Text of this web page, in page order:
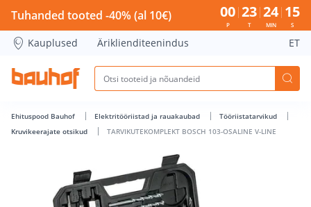
TARVIKUTEKOMPLEKT BOSCH 103-OSALINE V-LINE -
Tuhanded tooted -40% (al 10€) 00
P
23
T
24
MIN
15
S
Kauplused Äriklienditeenindus ET
Ehituspood Bauhof Elektritööriistad ja rauakaubad
Tööriistatarvikud
Kruvikeerajate otsikud
TARVIKUTEKOMPLEKT BOSCH 103-OSALINE V-LINE